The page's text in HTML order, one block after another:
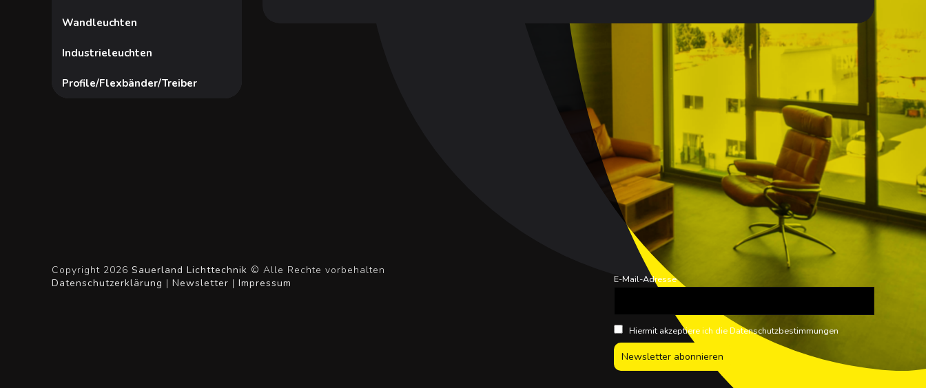
Wandleuchten
Industrieleuchten
Profile/Flexbänder/Treiber
Copyright 2026 Sauerland Lichttechnik © Alle Rechte vorbehalten
Datenschutzerklärung | Newsletter | Impressum E-Mail-Adresse
Hiermit akzeptiere ich die Datenschutzbestimmungen